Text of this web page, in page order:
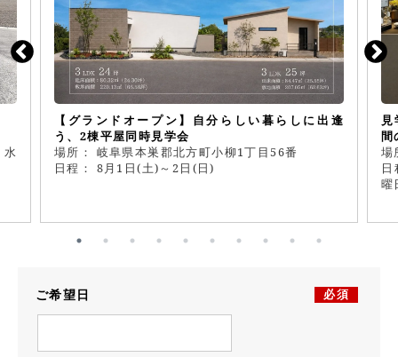
水
【グランドオープン】自分らしい暮らしに出逢
う、2棟平屋同時見学会
場所： 岐阜県本巣郡北方町小柳1丁目56番
日程： 8月1日(土)～2日(日)
間
場
曜
ご希望日 必須